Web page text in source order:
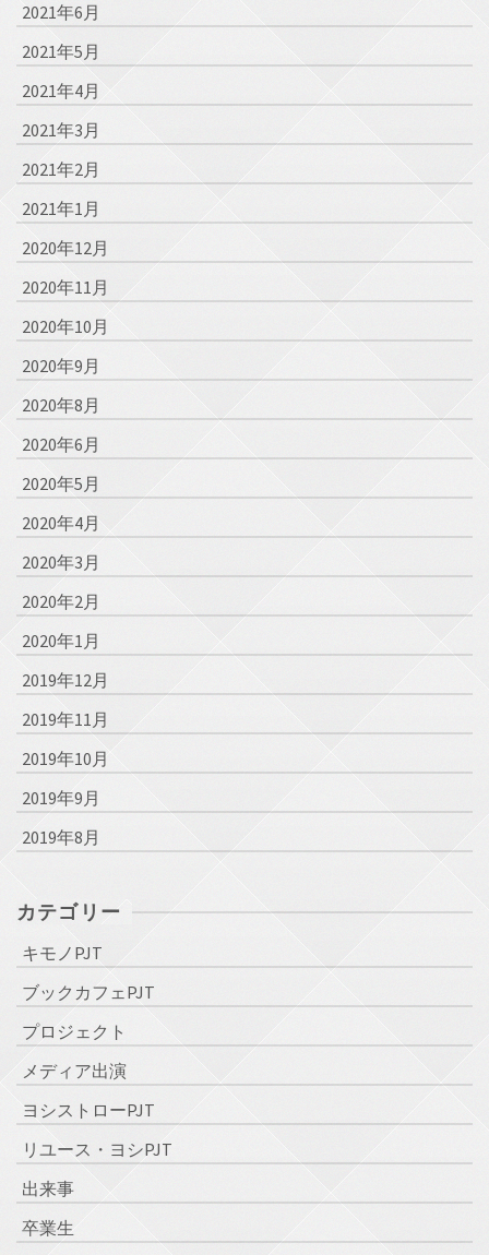
2021年6月
2021年5月
2021年4月
2021年3月
2021年2月
2021年1月
2020年12月
2020年11月
2020年10月
2020年9月
2020年8月
2020年6月
2020年5月
2020年4月
2020年3月
2020年2月
2020年1月
2019年12月
2019年11月
2019年10月
2019年9月
2019年8月
カテゴリー
キモノPJT
ブックカフェPJT
プロジェクト
メディア出演
ヨシストローPJT
リユース・ヨシPJT
出来事
卒業生